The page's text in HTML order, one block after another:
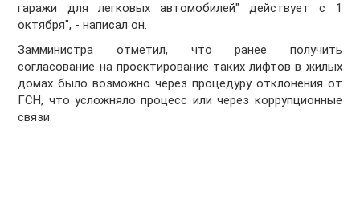
гаражи для легковых автомобилей" действует с 1
октября", - написал он.
Замминистра отметил, что ранее получить
согласование на проектирование таких лифтов в жилых
домах было возможно через процедуру отклонения от
ГСН, что усложняло процесс или через коррупционные
связи.